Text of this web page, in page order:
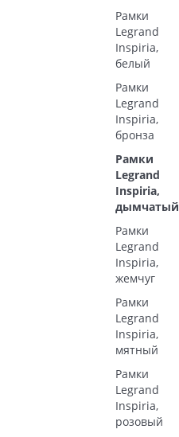
Рамки
Legrand
Inspiria,
белый
Рамки
Legrand
Inspiria,
бронза
Рамки
Legrand
Inspiria,
дымчатый
Рамки
Legrand
Inspiria,
жемчуг
Рамки
Legrand
Inspiria,
мятный
Рамки
Legrand
Inspiria,
розовый